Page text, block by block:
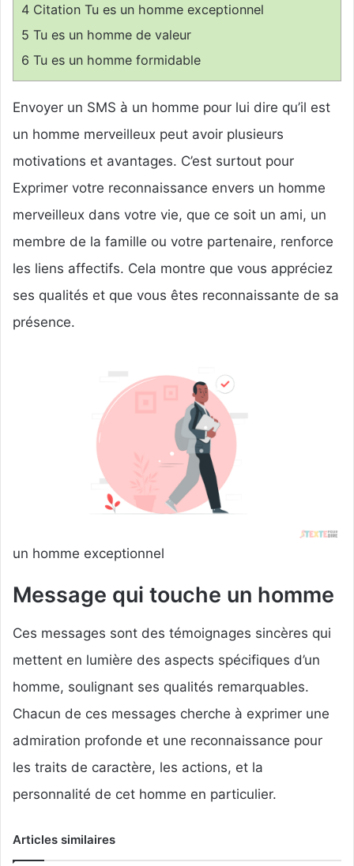
4 Citation Tu es un homme exceptionnel
5 Tu es un homme de valeur
6 Tu es un homme formidable
Envoyer un SMS à un homme pour lui dire qu’il est
un homme merveilleux peut avoir plusieurs
motivations et avantages. C’est surtout pour
Exprimer votre reconnaissance envers un homme
merveilleux dans votre vie, que ce soit un ami, un
membre de la famille ou votre partenaire, renforce
les liens affectifs. Cela montre que vous appréciez
ses qualités et que vous êtes reconnaissante de sa
présence.
un homme exceptionnel
Message qui touche un homme
Ces messages sont des témoignages sincères qui
mettent en lumière des aspects spécifiques d’un
homme, soulignant ses qualités remarquables.
Chacun de ces messages cherche à exprimer une
admiration profonde et une reconnaissance pour
les traits de caractère, les actions, et la
personnalité de cet homme en particulier.
Articles similaires